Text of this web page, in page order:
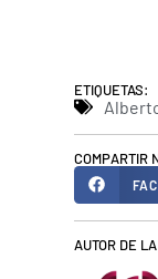
ETIQUETAS:
COMPARTIR
AUTOR DE